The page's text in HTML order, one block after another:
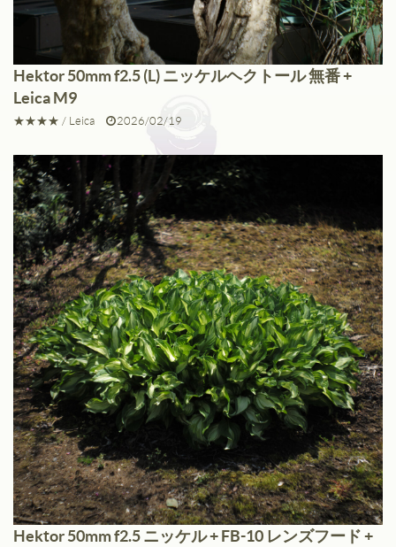
Hektor 50mm f2.5 (L) ニッケルヘクトール 無番 +
Leica M9
★★★★ / Leica 2026/02/19
Hektor 50mm f2.5 ニッケル + FB-10 レンズフード +